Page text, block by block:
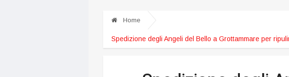
Home
Spedizione degli Angeli del Bello a Grottammare per